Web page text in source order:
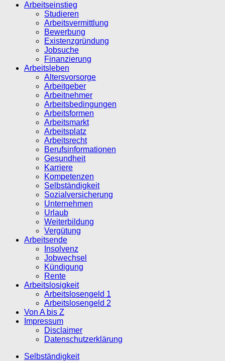
Arbeitseinstieg
Studieren
Arbeitsvermittlung
Bewerbung
Existenzgründung
Jobsuche
Finanzierung
Arbeitsleben
Altersvorsorge
Arbeitgeber
Arbeitnehmer
Arbeitsbedingungen
Arbeitsformen
Arbeitsmarkt
Arbeitsplatz
Arbeitsrecht
Berufsinformationen
Gesundheit
Karriere
Kompetenzen
Selbständigkeit
Sozialversicherung
Unternehmen
Urlaub
Weiterbildung
Vergütung
Arbeitsende
Insolvenz
Jobwechsel
Kündigung
Rente
Arbeitslosigkeit
Arbeitslosengeld 1
Arbeitslosengeld 2
Von A bis Z
Impressum
Disclaimer
Datenschutzerklärung
Selbständigkeit